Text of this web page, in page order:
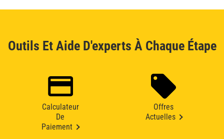
Outils Et Aide D'experts À Chaque Étape
Calculateur
De
Paiement
Offres
Actuelles